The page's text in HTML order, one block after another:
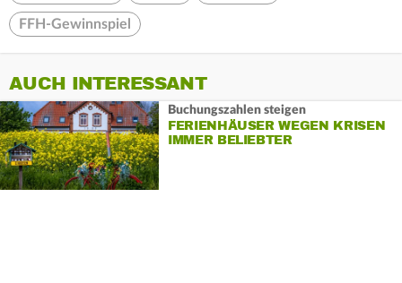
FFH-Gewinnspiel
AUCH INTERESSANT
Buchungszahlen steigen
FERIENHÄUSER WEGEN KRISEN
IMMER BELIEBTER